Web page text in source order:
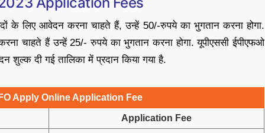
के लिए आवेदन करना चाहते हैं, उन्हें 50/-रुपये का भुगतान करना होगा.
चाहते हैं उन्हें 25/- रुपये का भुगतान करना होगा. यूपीएससी ईपीएफओ
दी गई तालिका में प्रदान किया गया है.
Apply Online Application Fee
Application Fee